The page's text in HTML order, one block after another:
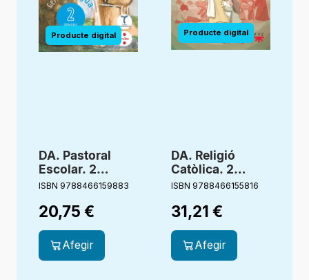
DA. Pastoral
Escolar. 2
Primària.
Bonagent
ISBN 9788466159883
20,75 €
Afegir
DA. Religió
Catòlica. 2
primària.
alegres.
Creixent junts
ISBN 9788466155816
31,21 €
Afegir